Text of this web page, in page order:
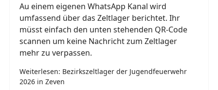
Au einem eigenen WhatsApp Kanal wird
umfassend über das Zeltlager berichtet. Ihr
müsst einfach den unten stehenden QR-Code
scannen um keine Nachricht zum Zeltlager
mehr zu verpassen.
Weiterlesen: Bezirkszeltlager der Jugendfeuerwehr
2026 in Zeven